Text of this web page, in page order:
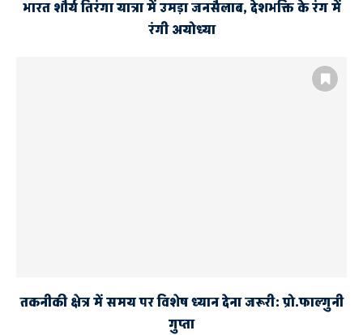
भारत शौर्य तिरंगा यात्रा में उमड़ा जनसैलाब, देशभक्ति के रंग में
रंगी अयोध्या
तकनीकी क्षेत्र में समय पर विशेष ध्यान देना जरूरी: प्रो.फाल्गुनी
गुप्ता